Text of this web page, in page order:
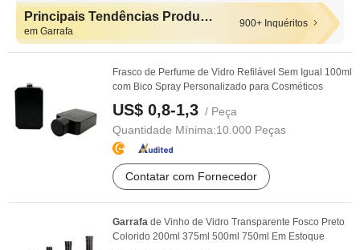
Principais Tendências Produtos
em Garrafa
900+ Inquéritos
Frasco de Perfume de Vidro Refilável Sem Igual 100ml
com Bico Spray Personalizado para Cosméticos
US$ 0,8-1,3 / Peça
Quantidade Mínima:10.000 Peças
Contatar com Fornecedor
Garrafa de Vinho de Vidro Transparente Fosco Preto
Colorido 200ml 375ml 500ml 750ml Em Estoque